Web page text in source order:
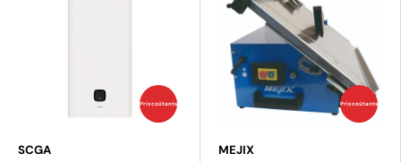
Prix coûtants
SCGA
Prix coûtants
MEJIX